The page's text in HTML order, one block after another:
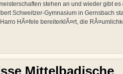
stehen an und wieder gibt
Schweitzer-Gymnasium in Gernsbach
HÃ¤fele bereiterklÃ¤rt, die